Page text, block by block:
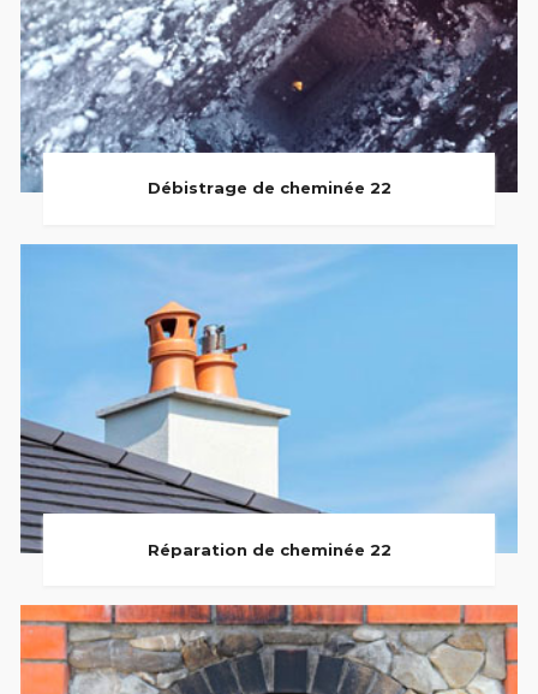
Débistrage de cheminée 22
Réparation de cheminée 22